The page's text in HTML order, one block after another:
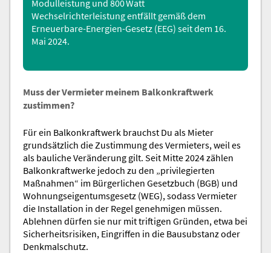
Modulleistung und 800 Watt
Wechselrichterleistung entfällt gemäß dem
Erneuerbare-Energien-Gesetz (EEG) seit dem 16.
Mai 2024.
Muss der Vermieter meinem Balkonkraftwerk
zustimmen?
Für ein Balkonkraftwerk brauchst Du als Mieter
grundsätzlich die Zustimmung des Vermieters, weil es
als bauliche Veränderung gilt. Seit Mitte 2024 zählen
Balkonkraftwerke jedoch zu den „privilegierten
Maßnahmen“ im Bürgerlichen Gesetzbuch (BGB) und
Wohnungseigentumsgesetz (WEG), sodass Vermieter
die Installation in der Regel genehmigen müssen.
Ablehnen dürfen sie nur mit triftigen Gründen, etwa bei
Sicherheitsrisiken, Eingriffen in die Bausubstanz oder
Denkmalschutz.